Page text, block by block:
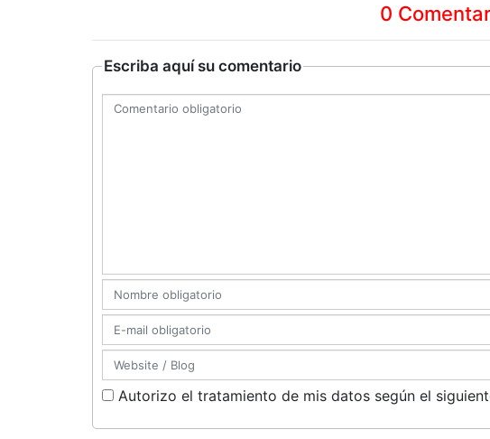
0
Escriba aquí su comentario
Autorizo el tratamiento de mis datos según el